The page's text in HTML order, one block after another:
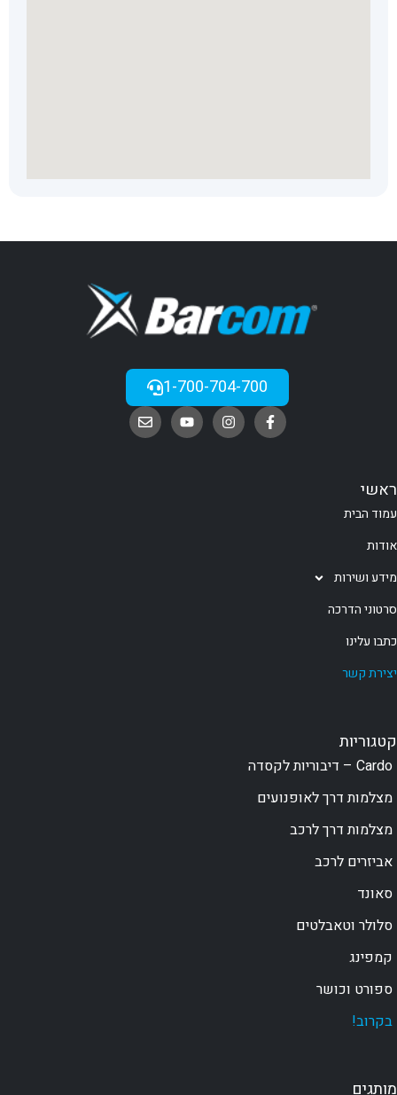
1-700-704-700
ראשי
עמוד הבית
אודות
מידע ושירות
סרטוני הדרכה
כתבו עלינו
יצירת קשר
קטגוריות
Cardo – דיבוריות לקסדה
מצלמות דרך לאופנועים
מצלמות דרך לרכב
אביזרים לרכב
סאונד
סלולר וטאבלטים
קמפינג
ספורט וכושר
בקרוב!
מותגים